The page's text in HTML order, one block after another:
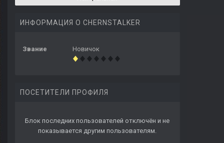
ИНФОРМАЦИЯ О CHERNSTALKER
Звание Новичок
ПОСЕТИТЕЛИ ПРОФИЛЯ
Блок последних пользователей отключён и не
показывается другим пользователям.